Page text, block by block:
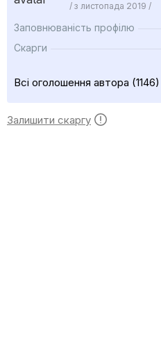
/ з листопада 2019 /
Заповнюваність профілю
Скарги
Всі оголошення автора (1146)
Залишити скаргу